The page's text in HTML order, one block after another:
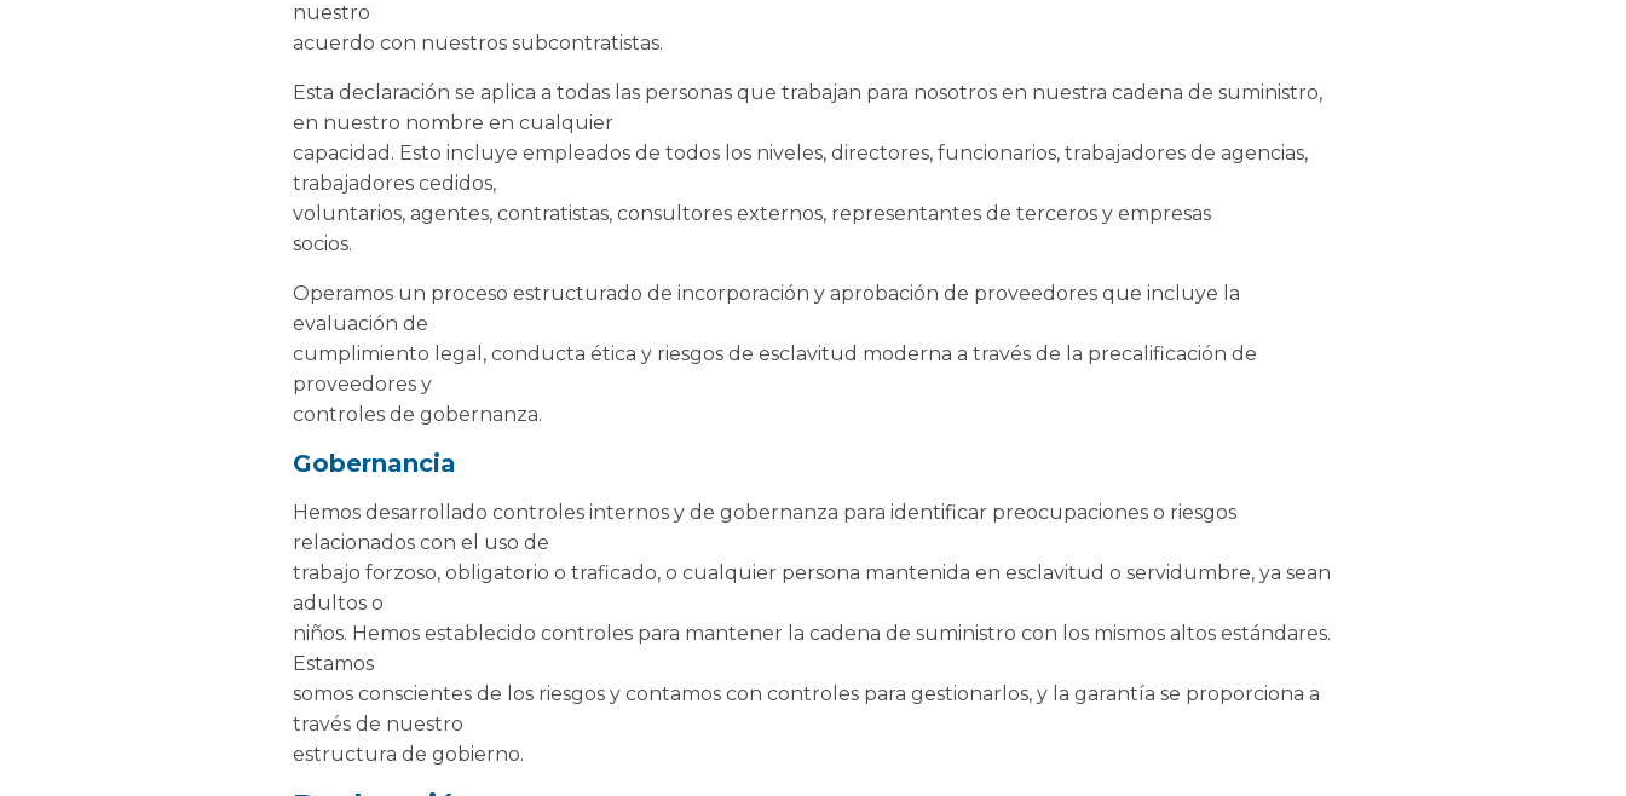
nuestro
acuerdo con nuestros subcontratistas.
Esta declaración se aplica a todas las personas que trabajan para nosotros en nuestra cadena de suministro,
en nuestro nombre en cualquier
capacidad. Esto incluye empleados de todos los niveles, directores, funcionarios, trabajadores de agencias,
trabajadores cedidos,
voluntarios, agentes, contratistas, consultores externos, representantes de terceros y empresas
socios.
Operamos un proceso estructurado de incorporación y aprobación de proveedores que incluye la
evaluación de
cumplimiento legal, conducta ética y riesgos de esclavitud moderna a través de la precalificación de
proveedores y
controles de gobernanza.
Gobernancia
Hemos desarrollado controles internos y de gobernanza para identificar preocupaciones o riesgos
relacionados con el uso de
trabajo forzoso, obligatorio o traficado, o cualquier persona mantenida en esclavitud o servidumbre, ya sean
adultos o
niños. Hemos establecido controles para mantener la cadena de suministro con los mismos altos estándares.
Estamos
somos conscientes de los riesgos y contamos con controles para gestionarlos, y la garantía se proporciona a
través de nuestro
estructura de gobierno.